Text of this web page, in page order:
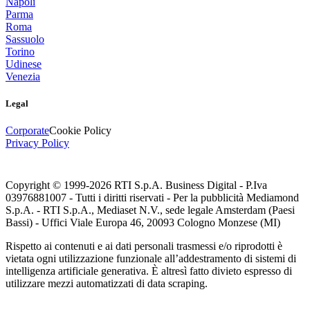
Parma
Roma
Sassuolo
Torino
Udinese
Venezia
Legal
CorporateCookie Policy
Privacy Policy
Copyright © 1999-2026 RTI S.p.A. Business Digital - P.Iva
03976881007 - Tutti i diritti riservati - Per la pubblicità Mediamond
S.p.A. - RTI S.p.A., Mediaset N.V., sede legale Amsterdam (Paesi
Bassi) - Uffici Viale Europa 46, 20093 Cologno Monzese (MI)
Rispetto ai contenuti e ai dati personali trasmessi e/o riprodotti è
vietata ogni utilizzazione funzionale all’addestramento di sistemi di
intelligenza artificiale generativa. È altresì fatto divieto espresso di
utilizzare mezzi automatizzati di data scraping.